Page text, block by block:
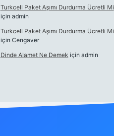
Turkcell Paket Aşımı Durdurma Ücretli Mi
için admin
Turkcell Paket Aşımı Durdurma Ücretli Mi
için Cengaver
Dinde Alamet Ne Demek için admin